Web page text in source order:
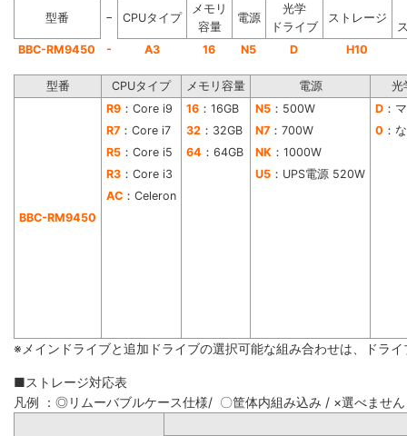
型番 − CPUタイプ
メモリ
容量
電源
光学
ドライブ
ストレージ
BBC-RM9450
- A3 16 N5 D H10
型番 CPUタイプ メモリ容量 電源 光
BBC-RM9450
R9 ：Core i9 16 ：16GB N5 ：500W D ：
R7 ：Core i7 32 ：32GB N7 ：700W 0 ：
R5 ：Core i5 64 ：64GB NK ：1000W
R3 ：Core i3 U5 ：UPS電源 520W
AC ：Celeron
※メインドライブと追加ドライブの選択可能な組み合わせは、ドラ
■ストレージ対応表
凡例 ：◎リムーバブルケース仕様/ 〇筐体内組み込み / ×選べません